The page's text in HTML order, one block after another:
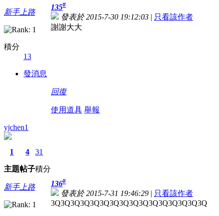
新手上路
積分
13
發消息
135#
發表於 2015-7-30 19:12:03 | 只看該作者
謝謝大大
回復
使用道具 舉報
yjchen1
1
主題
4
帖子
31
積分
新手上路 136#
發表於 2015-7-31 19:46:29 | 只看該作者
3Q3Q3Q3Q3Q3Q3Q3Q3Q3Q3Q3Q3Q3Q3Q3Q